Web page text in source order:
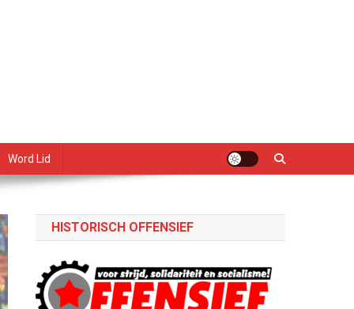
Word Lid
HISTORISCH OFFENSIEF